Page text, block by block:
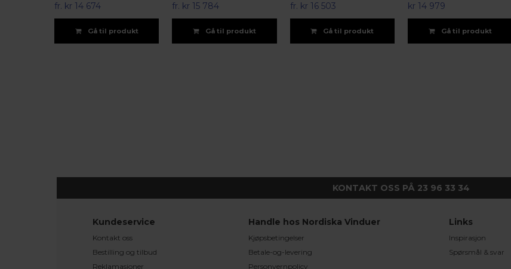
fr. kr 14 674
Gå til produkt
fr. kr 15 784
Gå til produkt
fr. kr 16 503
Gå til produkt
kr 14 979
Gå til produkt
KONTAKT OSS PÅ 23 96 33 34
Kundeservice
Kontakt oss
Bestilling og tilbud
Reklamasjoner
Handle hos Nordiska Vinduer
Kjøpsbetingelser
Betale-og-levering
Personvernpolicy
Links
Inspirasjon
Spørsmål & svar